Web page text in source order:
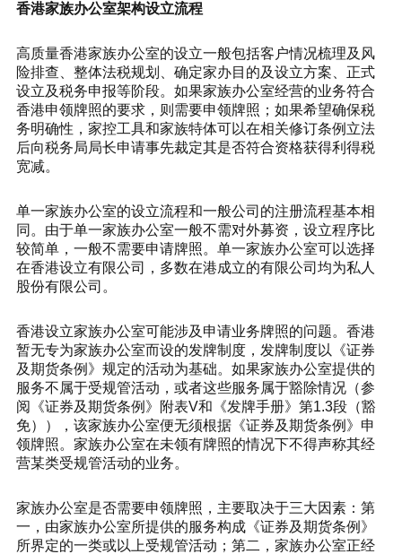
香港家族办公室架构设立流程
高质量香港家族办公室的设立一般包括客户情况梳理及风
险排查、整体法税规划、确定家办目的及设立方案、正式
设立及税务申报等阶段。如果家族办公室经营的业务符合
香港申领牌照的要求，则需要申领牌照；如果希望确保税
务明确性，家控工具和家族特体可以在相关修订条例立法
后向税务局局长申请事先裁定其是否符合资格获得利得税
宽减。
单一家族办公室的设立流程和一般公司的注册流程基本相
同。由于单一家族办公室一般不需对外募资，设立程序比
较简单，一般不需要申请牌照。单一家族办公室可以选择
在香港设立有限公司，多数在港成立的有限公司均为私人
股份有限公司。
香港设立家族办公室可能涉及申请业务牌照的问题。香港
暂无专为家族办公室而设的发牌制度，发牌制度以《证券
及期货条例》规定的活动为基础。如果家族办公室提供的
服务不属于受规管活动，或者这些服务属于豁除情况（参
阅《证券及期货条例》附表V和《发牌手册》第1.3段（豁
免）），该家族办公室便无须根据《证券及期货条例》申
领牌照。家族办公室在未领有牌照的情况下不得声称其经
营某类受规管活动的业务。
家族办公室是否需要申领牌照，主要取决于三大因素：第
一，由家族办公室所提供的服务构成《证券及期货条例》
所界定的一类或以上受规管活动；第二，家族办公室正经